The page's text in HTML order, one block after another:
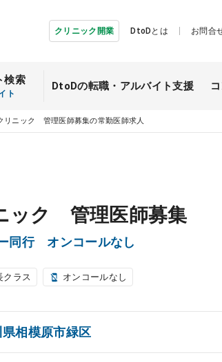
クリニック開業 DtoDとは お問合
検索
ト
DtoDの転職・ アルバイト支援
リニック 管理医師募集の常勤医師求人
ック 管理医師募集
同行 オンコールなし
クラス オンコールなし
相模原市緑区